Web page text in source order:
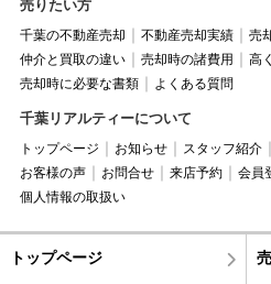
売りたい方
千葉の不動産売却 不動産売却実績 売
仲介と買取の違い
売却時の諸費用
高
売却時に必要な書類
よくある質問
千葉リアルティーについて
トップページ お知らせ スタッフ紹介
お客様の声
お問合せ 来店予約 会員
個人情報の取扱い
トップページ